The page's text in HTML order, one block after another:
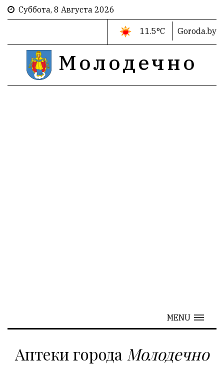
Суббота, 8 Августа 2026
11.5°C Goroda.by
Молодечно
MENU
Аптеки города Молодечно